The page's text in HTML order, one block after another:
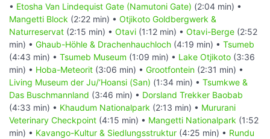
• Etosha Van Lindequist Gate (Namutoni Gate) (2:04 min) •
Mangetti Block (2:22 min) • Otjikoto Goldbergwerk &
Naturreservat (2:15 min) • Otavi (1:12 min) • Otavi-Berge (2:52
min) • Ghaub-Höhle & Drachenhauchloch (4:19 min) • Tsumeb
(4:43 min) • Tsumeb Museum (1:09 min) • Lake Otjikoto (3:36
min) • Hoba-Meteorit (3:06 min) • Grootfontein (2:31 min) •
Living Museum der Ju/‘Hoansi (San) (1:34 min) • Tsumkwe &
Das Buschmannland (3:46 min) • Dorsland Trekker Baobab
(4:33 min) • Khaudum Nationalpark (2:13 min) • Mururani
Veterinary Checkpoint (4:15 min) • Mangetti Nationalpark (1:52
min) • Kavango-Kultur & Siedlungsstruktur (4:25 min) • Rundu